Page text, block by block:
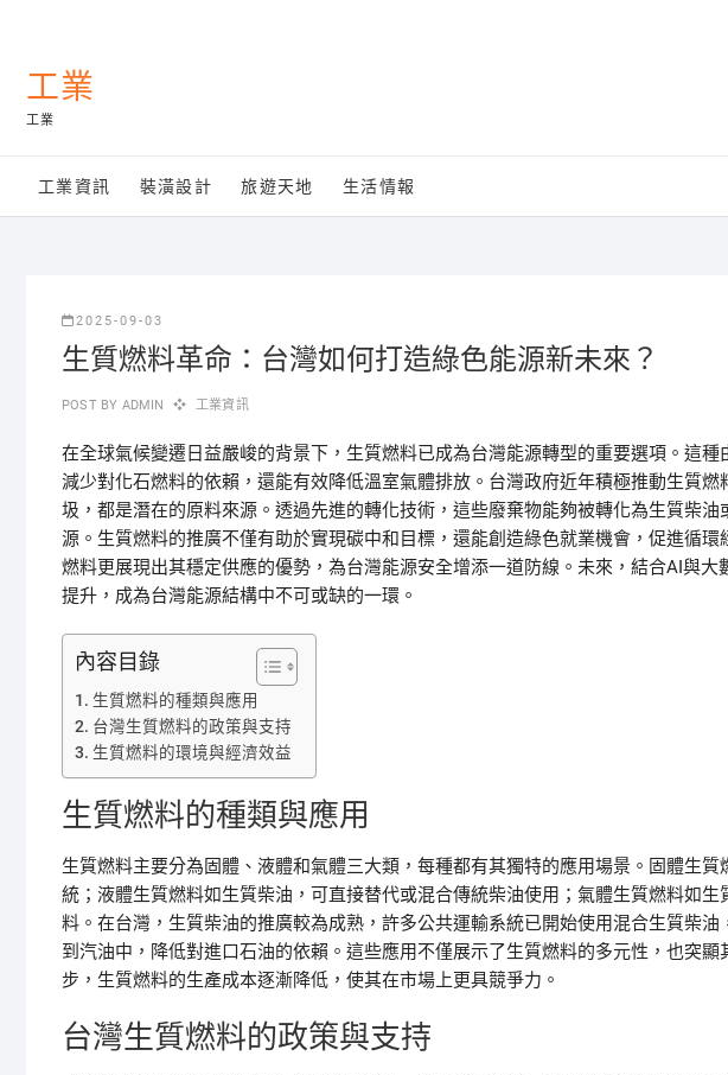
content工業
工業
工業資訊 裝潢設計 旅遊天地 生活情報
2025-09-03
生質燃料革命：台灣如何打造綠色能源新未來？
POST BY ADMIN 工業資訊
在全球氣候變遷日益嚴峻的背景下，生質燃料已成為台灣能源轉型的重要選項。這
減少對化石燃料的依賴，還能有效降低溫室氣體排放。台灣政府近年積極推動生質
圾，都是潛在的原料來源。透過先進的轉化技術，這些廢棄物能夠被轉化為生質柴
源。生質燃料的推廣不僅有助於實現碳中和目標，還能創造綠色就業機會，促進循
燃料更展現出其穩定供應的優勢，為台灣能源安全增添一道防線。未來，結合AI與
提升，成為台灣能源結構中不可或缺的一環。
內容目錄
生質燃料的種類與應用
台灣生質燃料的政策與支持
生質燃料的環境與經濟效益
生質燃料的種類與應用
生質燃料主要分為固體、液體和氣體三大類，每種都有其獨特的應用場景。固體生
統；液體生質燃料如生質柴油，可直接替代或混合傳統柴油使用；氣體生質燃料如
料。在台灣，生質柴油的推廣較為成熟，許多公共運輸系統已開始使用混合生質柴
到汽油中，降低對進口石油的依賴。這些應用不僅展示了生質燃料的多元性，也突
步，生質燃料的生產成本逐漸降低，使其在市場上更具競爭力。
台灣生質燃料的政策與支持